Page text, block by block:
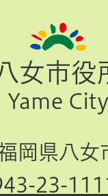
女市役
Yame City
岡県八女
23-